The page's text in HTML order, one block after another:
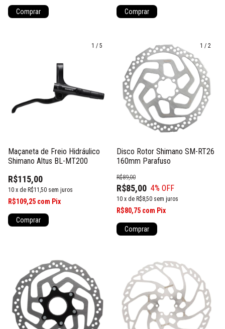
Comprar
1 / 5
Maçaneta de Freio Hidráulico
Shimano Altus BL-MT200
R$115,00
10 x de R$11,50 sem juros
R$109,25 com Pix
Comprar
1 / 2
Disco Rotor Shimano SM-RT26
160mm Parafuso
R$85,00
R$89,00
4% OFF
10 x de R$8,50 sem juros
R$80,75 com Pix
Comprar